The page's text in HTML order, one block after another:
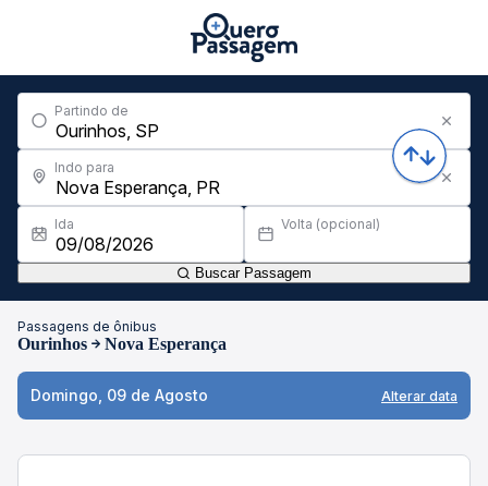
Partindo de
Indo para
Ida Volta (opcional)
Buscar Passagem
Passagens de ônibus
Ourinhos Nova Esperança
Domingo, 09 de Agosto Alterar data